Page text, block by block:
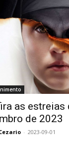
as estreias
de 2023
- 2023-09-01